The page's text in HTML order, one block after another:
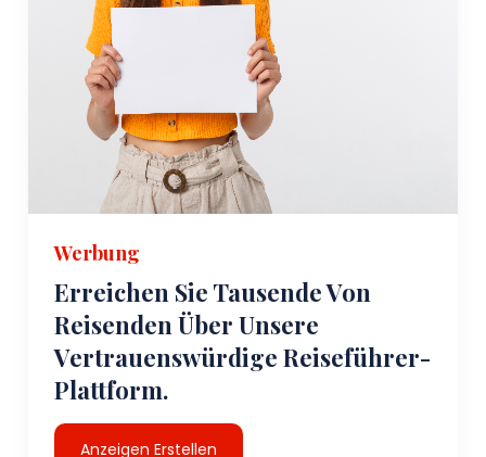
Werbung
Erreichen Sie Tausende Von
Reisenden Über Unsere
Vertrauenswürdige Reiseführer-
Plattform.
Anzeigen Erstellen